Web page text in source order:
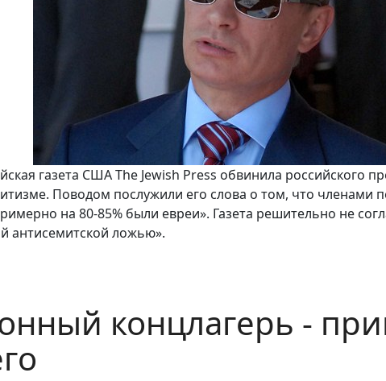
газета США The Jewish Press обвинила российского
Поводом послужили его слова о том, что членами
на 80-85% были евреи». Газета решительно не
антисемитской ложью».
концлагерь -